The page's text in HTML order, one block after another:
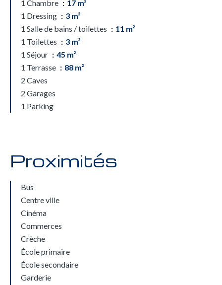
1 Chambre
17 m²
1 Dressing
3 m²
1 Salle de bains / toilettes
11 m²
1 Toilettes
3 m²
1 Séjour
45 m²
1 Terrasse
88 m²
2 Caves
2 Garages
1 Parking
Proximités
Bus
Centre ville
Cinéma
Commerces
Crèche
École primaire
École secondaire
Garderie